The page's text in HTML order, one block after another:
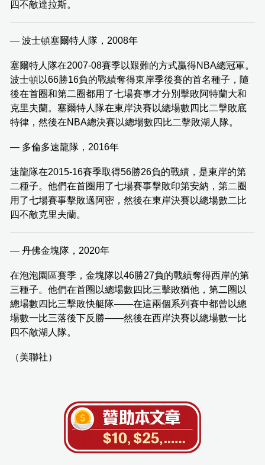
四不敵達拉斯。
— 波士頓塞爾特人隊，2008年
塞爾特人隊在2007-08賽季以艱難的方式贏得NBA總冠軍。
波士頓以66勝16負的戰績奪得東岸季後賽的首名種子，隨
後在首圈和第二圈都用了七場賽事才分別擊敗阿特蘭大和
克里夫蘭。塞爾特人隊在東岸決賽以總場數四比二擊敗底
特律，然後在NBA總決賽以總場數四比二擊敗湖人隊。
— 多倫多速龍隊，2016年
速龍隊在2015-16賽季取得56勝26負的戰績，是東岸的第
二種子。他們在首圈用了七場賽事擊敗印第安納，第二圈
用了七場賽事擊敗邁阿密，然後在東岸決賽以總場數二比
四不敵克里夫蘭。
— 丹佛金塊隊，2020年
在泡泡園區賽季，金塊隊以46勝27負的戰績奪得西岸的第
三種子。他們在首圈以總場數四比三擊敗猶他，第二圈以
總場數四比三擊敗快艇隊——在這兩個系列賽中都曾以總
場數一比三落後下反勝——然後在西岸決賽以總場數一比
四不敵湖人隊。
（美聯社）